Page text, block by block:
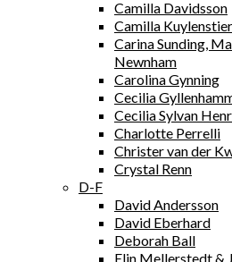
Camilla Davidsson
Camilla
Carina Sunding,
Newnham
Carolina Gynning
Cecilia
Cecilia Sylvan
Charlotte Perrelli
Christer van der
Crystal Renn
D-F
David Andersson
David Eberhard
Deborah Ball
Elin Mellerstedt &